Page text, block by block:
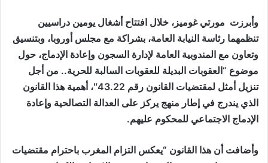
وأبرزت مورتي غوميز، خلال افتتاح أشغال يومين دراسيين
تنظمهما رئاسة النيابة العامة، بشراكة مع مجلس أوروبا، وبتنسيق
وتعاون مع المندوبية العامة لإدارة السجون وإعادة الإدماج، حول
موضوع “العقوبات البديلة للعقوبات السالبة للحرية.. من أجل
تنزيل أمثل لمقتضيات القانون رقم 43.22″، أهمية هذا القانون
الذي يندرج في إطار منهج يركز على العدالة التصالحية وإعادة
الإدماج الاجتماعي للمحكوم عليهم.
وأضافت أن هذا القانون “يعكس التزام المغرب باحترام مقتضيات